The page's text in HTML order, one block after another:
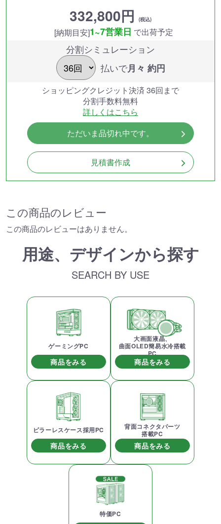
332,800円 (税込)
[納期目安]1~7営業日 で出荷予定
分割シミュレーション
払いで月々 約円
ショッピングクレジット決済 36回まで
分割手数料無料
詳しくはこちら
ただいま品切れ中です。
見積書作成
この商品のレビュー
この商品のレビューはありません。
用途、デザインから探す
SEARCH BY USE
ゲーミングPC
商品をみる
大画面液晶、
曲面OLED簡易水冷搭載
PC
商品をみる
ピラーレスケース採用PC
商品をみる
背面コネクタパーツ
搭載PC
商品をみる
特価PC